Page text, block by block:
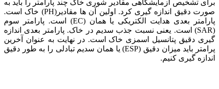
برای تشخیص آزمایشگاهی مقادیر شوری خاک چند پارامتر را باید به
صورت دقیق اندازه گیری کرد. اولین آن ها مقادیر(PH) خاک است.
پارامتر بعدی هدایت الکتریکی یا همان (EC) است. پارامتر سوم
(SAR) است. یعنی نسبت جذب سدیم در خاک. پارامتر بعدی اندازه
گیری دقیق پتانسیل اسمزی خاک است. در نهایت به عنوان آخرین
پرامتر باید میزان دقیق (ESP) یا همان سدیم تبادلی را به طور دقیق
اندازه گیری کنیم.